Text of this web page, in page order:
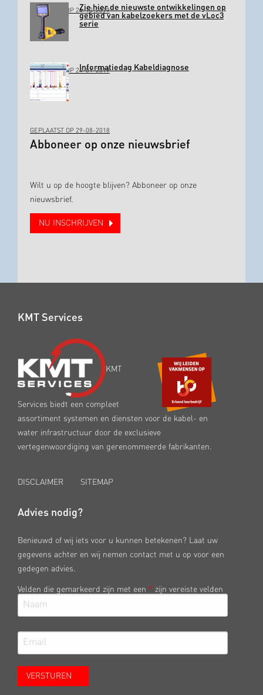
GEPLAATST OP 24-10-2019Zie hier de nieuwste ontwikkelingen op
gebied van kabelzoekers met de vLoc3
serie
GEPLAATST OP 24-01-2019Informatiedag Kabeldiagnose
GEPLAATST OP 29-08-2018
Abboneer op onze nieuwsbrief
Wilt u op de hoogte blijven? Abboneer op onze
nieuwsbrief.
NU INSCHRIJVEN
KMT Services
KMT
Services biedt een compleet
assortiment systemen en diensten voor de kabel- en
water infrastructuur door de exclusieve
vertegenwoordiging van gerenommeerde fabrikanten.
DISCLAIMER SITEMAP
Advies nodig?
Benieuwd of wij iets voor u kunnen betekenen? Laat uw
gegevens achter en wij nemen contact met u op voor een
gedegen advies.
Velden die gemarkeerd zijn met een * zijn vereiste velden